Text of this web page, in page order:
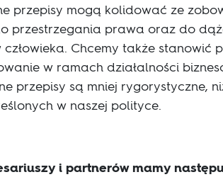
przepisy mogą kolidować ze
przestrzegania prawa oraz do
Chcemy także stanowić
w ramach działalności
przepisy są mniej rygorystyczne,
w naszej polityce.
i partnerów mamy